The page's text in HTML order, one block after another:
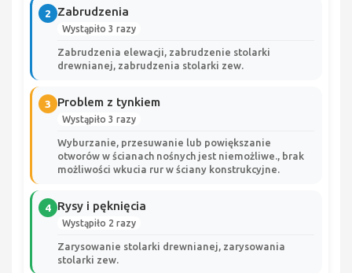
2 Zabrudzenia
Wystąpiło 3 razy
Zabrudzenia elewacji, zabrudzenie stolarki
drewnianej, zabrudzenia stolarki zew.
3 Problem z tynkiem
Wystąpiło 3 razy
Wyburzanie, przesuwanie lub powiększanie
otworów w ścianach nośnych jest niemożliwe., brak
możliwości wkucia rur w ściany konstrukcyjne.
4 Rysy i pęknięcia
Wystąpiło 2 razy
Zarysowanie stolarki drewnianej, zarysowania
stolarki zew.